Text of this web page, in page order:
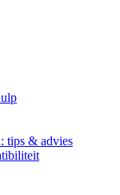
tips & advies